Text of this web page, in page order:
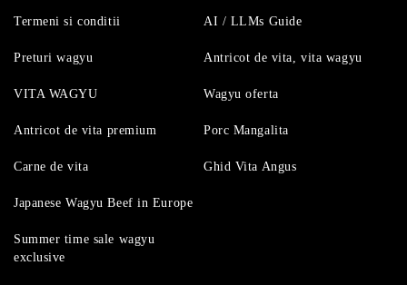
Termeni si conditii AI / LLMs Guide
Preturi wagyu
VITA WAGYU
Antricot de vita premium
Carne de vita
Antricot de vita, vita wagyu
Wagyu oferta
Porc Mangalita
Ghid Vita Angus
Japanese Wagyu Beef in Europe
Summer time sale wagyu
exclusive